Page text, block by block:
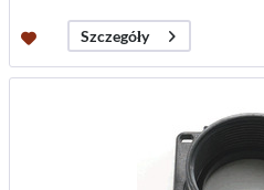
Szczegóły